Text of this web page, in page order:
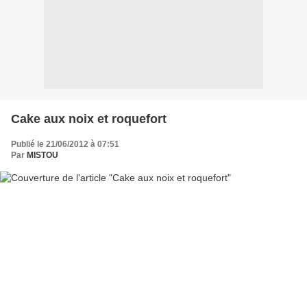
Cake aux noix et roquefort
Publié le 21/06/2012 à 07:51
Par MISTOU